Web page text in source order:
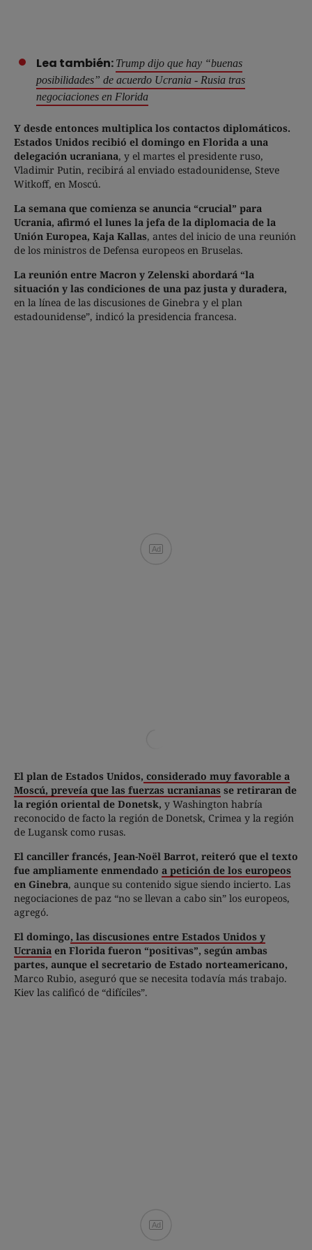
Lea también: Trump dijo que hay “buenas
posibilidades” de acuerdo Ucrania - Rusia tras
negociaciones en Florida
Y desde entonces multiplica los contactos diplomáticos.
Estados Unidos recibió el domingo en Florida a una
delegación ucraniana, y el martes el presidente ruso,
Vladimir Putin, recibirá al enviado estadounidense, Steve
Witkoff, en Moscú.
La semana que comienza se anuncia “crucial” para
Ucrania, afirmó el lunes la jefa de la diplomacia de la
Unión Europea, Kaja Kallas, antes del inicio de una reunión
de los ministros de Defensa europeos en Bruselas.
La reunión entre Macron y Zelenski abordará “la
situación y las condiciones de una paz justa y duradera,
en la línea de las discusiones de Ginebra y el plan
estadounidense”, indicó la presidencia francesa.
Ad
El plan de Estados Unidos, considerado muy favorable a
Moscú, preveía que las fuerzas ucranianas se retiraran de
la región oriental de Donetsk, y Washington habría
reconocido de facto la región de Donetsk, Crimea y la región
de Lugansk como rusas.
El canciller francés, Jean-Noël Barrot, reiteró que el texto
fue ampliamente enmendado a petición de los europeos
en Ginebra, aunque su contenido sigue siendo incierto. Las
negociaciones de paz “no se llevan a cabo sin” los europeos,
agregó.
El domingo, las discusiones entre Estados Unidos y
Ucrania en Florida fueron “positivas”, según ambas
partes, aunque el secretario de Estado norteamericano,
Marco Rubio, aseguró que se necesita todavía más trabajo.
Kiev las calificó de “difíciles”.
Ad